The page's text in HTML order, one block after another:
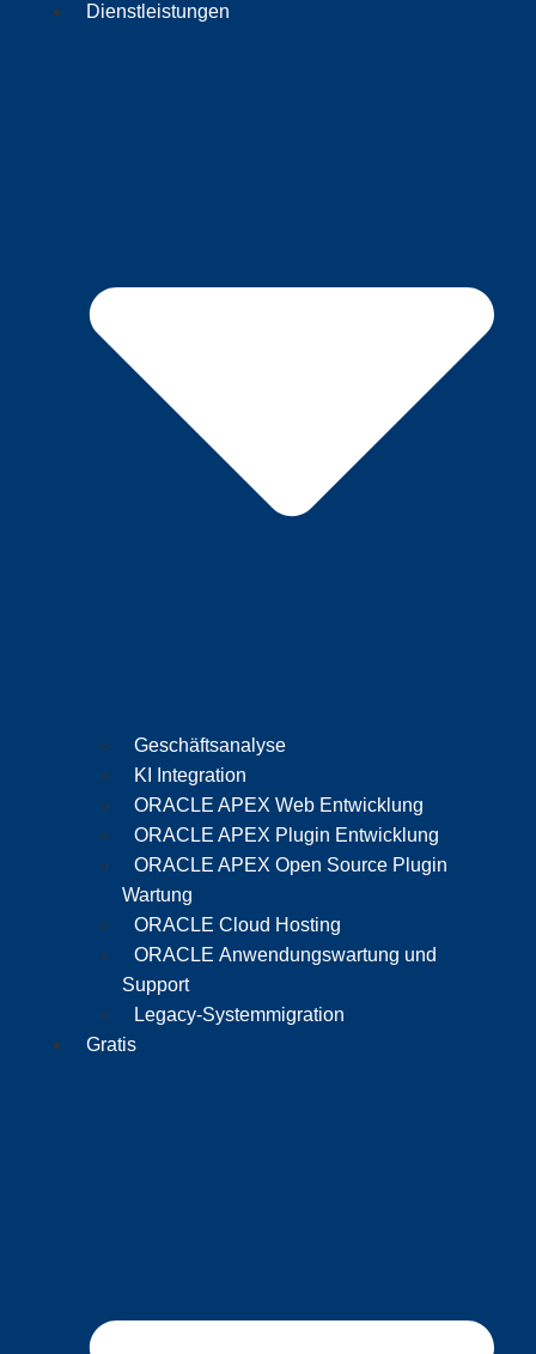
Dienstleistungen
Geschäftsanalyse
KI Integration
ORACLE APEX Web Entwicklung
ORACLE APEX Plugin Entwicklung
ORACLE APEX Open Source Plugin
Wartung
ORACLE Cloud Hosting
ORACLE Anwendungswartung und
Support
Legacy-Systemmigration
Gratis